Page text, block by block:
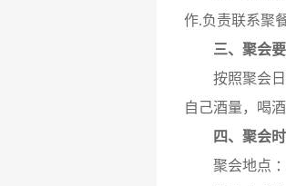
作.负责联系聚
三、聚会
按照聚会日
自己酒量，喝
四、聚会
聚会地点 ：